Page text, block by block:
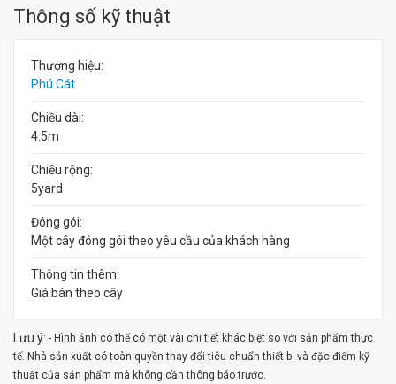
Thông số kỹ thuật
Thương hiệu:
Phú Cát
Chiều dài:
4.5m
Chiều rộng:
5yard
Đóng gói:
Một cây đóng gói theo yêu cầu của khách hàng
Thông tin thêm:
Giá bán theo cây
Lưu ý: - Hình ảnh có thể có một vài chi tiết khác biệt so với sản phẩm thực
tế. Nhà sản xuất có toàn quyền thay đổi tiêu chuẩn thiết bị và đặc điểm kỹ
thuật của sản phẩm mà không cần thông báo trước.